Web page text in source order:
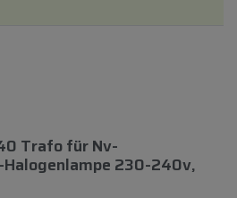
TrafofürNv-
230-240v,